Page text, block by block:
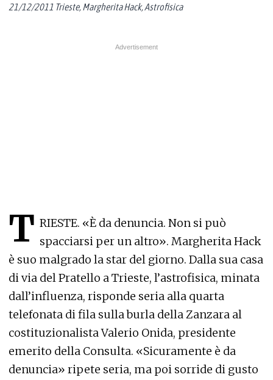
21/12/2011 Trieste, Margherita Hack, Astrofisica
T RIESTE. «È da denuncia. Non si può
spacciarsi per un altro». Margherita Hack
è suo malgrado la star del giorno. Dalla sua casa
di via del Pratello a Trieste, l’astrofisica, minata
dall’influenza, risponde seria alla quarta
telefonata di fila sulla burla della Zanzara al
costituzionalista Valerio Onida, presidente
emerito della Consulta. «Sicuramente è da
denuncia» ripete seria, ma poi sorride di gusto